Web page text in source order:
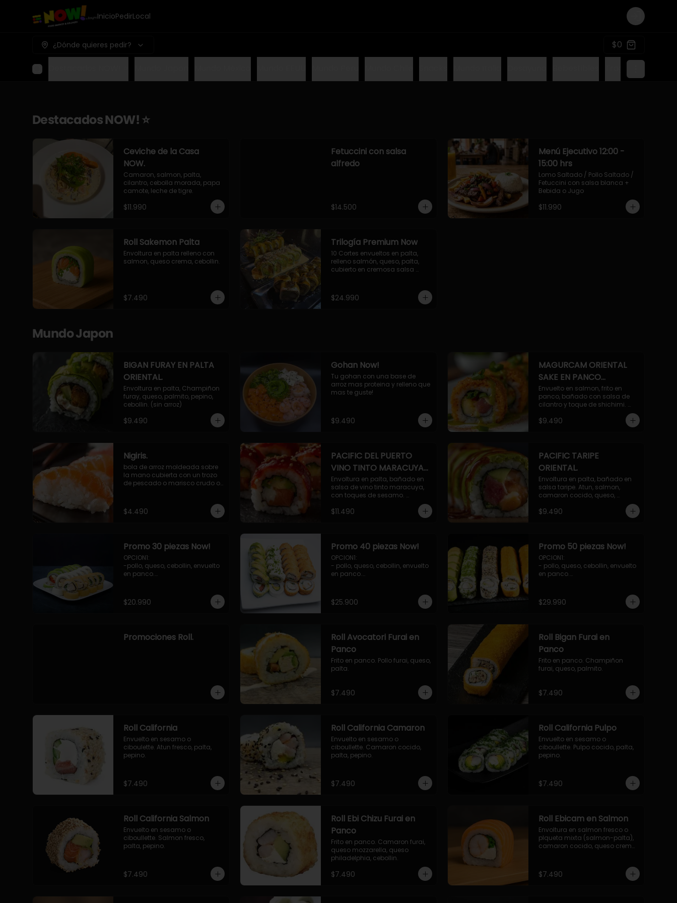
InicioPedirLocal Login
¿Dónde quieres pedir? $0
Destacados NOW! ⭐
Ceviche de la Casa
NOW.
Camaron, salmon, palta,
cilantro, cebolla morada, papa
camote, leche de tigre.
$11.990
Fetuccini con salsa
alfredo
$14.500
Menú Ejecutivo 12:00 -
15:00 hrs
Lomo Saltado / Pollo Saltado /
Fetuccini con salsa blanca +
Bebida o Jugo
$11.990
Roll Sakemon Palta
Envoltura en palta relleno con
salmon, queso crema, cebollin.
$7.490
Trilogía Premium Now
10 Cortes envueltos en palta,
relleno salmón, queso, palta,
cubierto en cremosa salsa
crema, relleno de pollo
apanado y palta, cubierto con
salmón.
$24.990
Mundo Japon
BIGAN FURAY EN PALTA
ORIENTAL.
Envoltura en palta, Champiñon
furay, queso, palmito, pepino,
cebollin. (sin arroz)
$9.490
Gohan Now!
Tu gohan con una base de
arroz mas proteina y relleno que
mas te guste!
$9.490
MAGURCAM ORIENTAL
SAKE EN PANCO
ACILANTRADO.
Envuelto en salmon, frito en
panco, bañado con salsa de
cilantro y toque de shichimi.
Atun, camaron, queso, cebollin.
$9.490
Nigiris.
bola de arroz moldeada sobre
la mano cubierta con un trozo
de pescado o marisco crudo o
$4.490
PACIFIC DEL PUERTO
VINO TINTO MARACUYA
ORIENTAL.
Envoltura en palta, bañado en
salsa de vino tinto maracuya,
con toques de sesamo.
Camaron furai, salmon, queso,
pepino.
$11.490
PACIFIC TARIPE
ORIENTAL.
Envoltura en palta, bañado en
salsa taripe. Atun, salmon,
camaron cocido, queso,
$9.490
Promo 30 piezas Now!
OPCION1:
-pollo, queso, cebollin, envuelto
en panco.
-palmito, pepino, queso,
envuelto ciboulette o sesamo.
-camaron, palta, cebollin,
$20.990
Promo 40 piezas Now!
OPCION1:
- pollo, queso, cebollin, envuelto
en panco.
- palmito, pepino, queso,
envuelto en palta.
- pollo, queso, cebollin, envuelto
en panco.
- camaron, queso, cebollin,
envuelto en palta.
- palmito, pepino, queso,
- salmon, queso, palta, envuelto
en queso.
$25.900
Promo 50 piezas Now!
OPCION1:
- pollo, queso, cebollin, envuelto
en panco.
- palmito, pepino, queso,
envuelto en palta.
OPCION2:
- pollo, queso, cebollin, envuelto
en panco.
- camaron, queso, cebollin,
envuelto en panco.
- salmon, queso, palta, envuelto
$29.990
Promociones Roll.
Roll Avocatori Furai en
Panco
Frito en panco. Pollo furai, queso,
palta.
$7.490
Roll Bigan Furai en
Panco
Frito en panco. Champiñon
furai, queso, palmito.
$7.490
Roll California
Envuelto en sesamo o
ciboulette. Atun fresco, palta,
pepino.
$7.490
Roll California Camaron
Envuelto en sesamo o
ciboullette. Camaron cocido,
palta, pepino.
$7.490
Roll California Pulpo
Envuelto en sesamo o
ciboullette. Pulpo cocido, palta,
pepino.
$7.490
Roll California Salmon
Envuelto en sesamo o
ciboullette. Salmon fresco,
palta, pepino.
$7.490
Roll Ebi Chizu Furai en
Panco
Frito en panco. Camaron furai,
queso mozzarella, queso
philadelphia, cebollin.
$7.490
Roll Ebicam en Salmon
Envoltura en salmon fresco o
plqueta mixta (salmon-palta),
camaron cocido, queso crema,
$7.490